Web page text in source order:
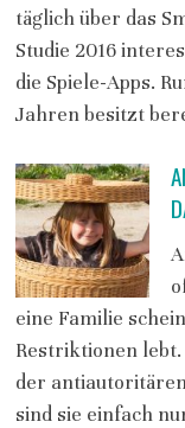
täglich über das
Studie 2016
die Spiele-Apps.
Jahren besitzt
eine Familie
Restriktionen
der
sind sie einfach